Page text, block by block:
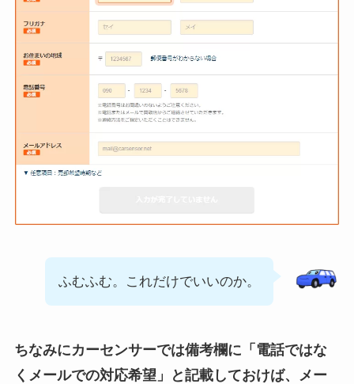
ふむふむ。これだけでいいのか。
ちなみにカーセンサーでは備考欄に「電話ではな
くメールでの対応希望」と記載しておけば、メー